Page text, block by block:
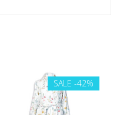
SALE -42%